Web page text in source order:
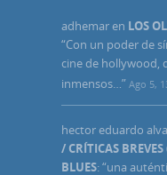
adhemar en LOS
“Con un poder de
cine de hollywood,
inmensos…” Ago 5,
hector eduardo
/ CRÍTICAS
BLUES: “una